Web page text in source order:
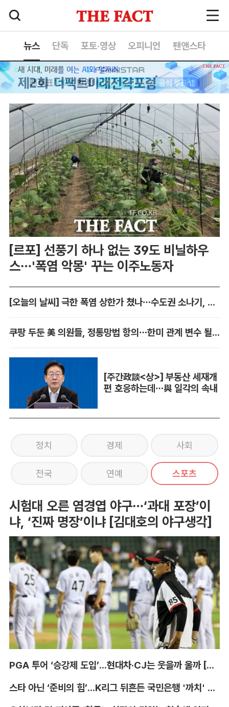
뉴스 단독 포토·영상 오피니언 팬앤스타
[르포] 선풍기 하나 없는 39도 비닐하우
스…'폭염 악몽' 꾸는 이주노동자
[오늘의 날씨] 극한 폭염 상한가 쳤나…수도권 소나기, 동해안에 폭우
쿠팡 두둔 美 의원들, 정통망법 항의…한미 관계 변수 될까
[주간政談<상>] 부동산 세재개
편 호응하는데…與 일각의 속내
정치 경제 사회
전국 연예 스포츠
시험대 오른 염경엽 야구…‘과대 포장’이
냐, ‘진짜 명장’이냐 [김대호의 야구생각]
PGA 투어 ‘승강제 도입’...현대차·CJ는 웃을까 울까 [박호윤의 IN&OUT]
스타 아닌 ‘준비의 힘’...K리그 뒤흔든 국민은행 '까치' 사단 [이영규의 비욘더매치]